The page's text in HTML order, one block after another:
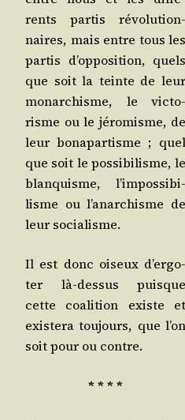
rents par­tis révo­lu­tion­
naires, mais entre tous les
par­tis d’op­po­si­tion, quels
que soit la teinte de leur
monar­chisme, le vic­to­
risme ou le jéro­misme, de
leur bona­par­tisme ; quel
que soit le pos­si­bi­lisme, le
blan­quisme, l’im­pos­si­bi­
lisme ou l’a­nar­chisme de
leur socialisme.
Il est donc oiseux d’er­go­
ter là-des­sus puisque
cette coa­li­tion existe et
exis­te­ra tou­jours, que l’on
soit pour ou contre.
* * * *